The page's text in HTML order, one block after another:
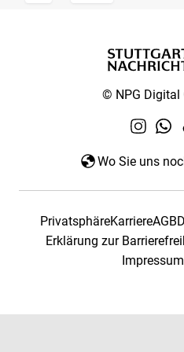
© NPG Digital
Wo Sie uns
PrivatsphäreKarriereAGB
Erklärung zur
Impressum